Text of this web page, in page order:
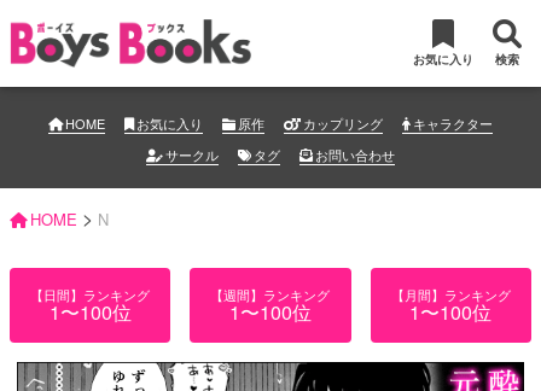
お気に入り 検索
HOME お気に入り 原作 カップリング
キャラクター
サークル
タグ お問い合わせ
HOME > N
【日間】ランキング
1〜100位
【週間】ランキング
1〜100位
【月間】ランキング
1〜100位